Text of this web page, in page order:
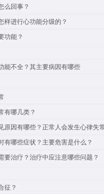
么回事？
样进行心功能分级的？
功能？
能不全？其主要病因有哪些
有哪几类？
原因有哪些？正常人会发生心律失
有哪些症状？主要危害是什么？
要治疗？治疗中应注意哪些问题？
征？